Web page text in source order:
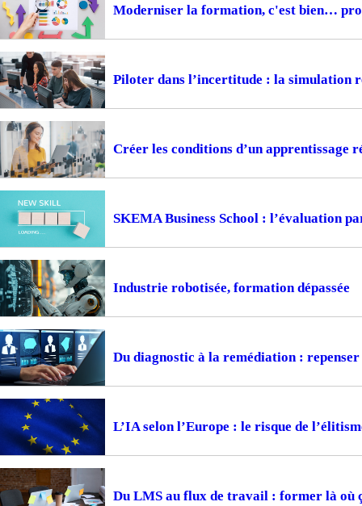
Moderniser la formation, c'est bien…
Piloter dans l’incertitude : la simulation
Créer les conditions d’un apprentissage
SKEMA Business School : l’évaluation
Industrie robotisée, formation dépassée
Du diagnostic à la remédiation :
L’IA selon l’Europe : le risque de
Du LMS au flux de travail : former là où